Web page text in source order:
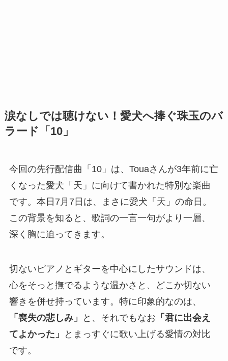
涙なしでは聴けない！愛犬へ捧ぐ珠玉のバ
ラード「10」
今回の先行配信曲「10」は、Touaさんが3年前に亡
くなった愛犬「天」に向けて書かれた特別な楽曲
です。本日7月7日は、まさに愛犬「天」の命日。
この背景を知ると、歌詞の一言一句がより一層、
深く胸に迫ってきます。
切ないピアノとギターを中心にしたサウンドは、
心をそっと撫でるような温かさと、どこか切ない
響きを併せ持っています。特に印象的なのは、
「喪失の悲しみ」
と、それでもなお 「君に出会え
てよかった」
とまっすぐに歌い上げる愛情の対比
です。